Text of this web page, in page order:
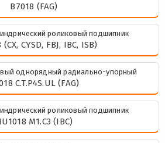
B7018 (FAG)
роликовый подшипник
CYSD, FBJ, IBC, ISB)
однорядный радиально-упорный
C.T.P4S.UL (FAG)
роликовый подшипник
M1.C3 (IBC)